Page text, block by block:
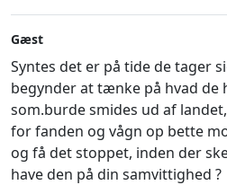
Gæst
Syntes det er på tide de tager
begynder at tænke på hvad de
som.burde smides ud af
for fanden og vågn op bette
og få det stoppet, inden der
have den på din samvittighed ?